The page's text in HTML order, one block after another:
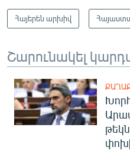
Հայերեն արխիվ
Շարունակել